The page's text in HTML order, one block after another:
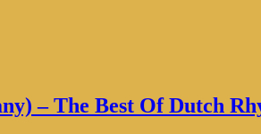
– The Best Of Dutch